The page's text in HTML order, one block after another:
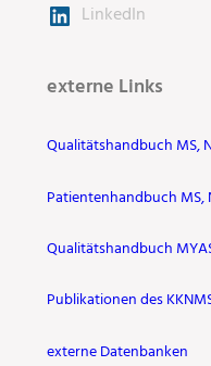
LinkedIn
externe Links
Qualitätshandbuch MS,
Patientenhandbuch MS,
Qualitätshandbuch
Publikationen des
externe Datenbanken